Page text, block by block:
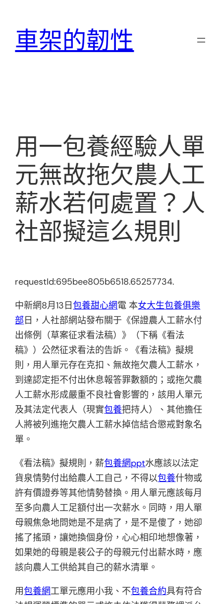
車架的韌性
用一包養經驗人單
元無故拖欠農人工
薪水若何處置？人
社部擬這么規則
requestId:695bee805b6518.65257734.
中新網8月13日包養甜心網電 本女大生包養俱樂
部日，人社部網站發布關于《保證農人工薪水付
出條例（草案征求看法稿）》（下稱《看法
稿》）公然征求看法的告訴。《看法稿》擬規
則，用人單元存在克扣、無故拖欠農人工薪水，
到達認定拒不付出休息報答罪數額的；或拖欠農
人工薪水形成嚴重不良社會影響的，該用人單元
及其法定代表人（現實包養把持人）、其他擔任
人將被列進拖欠農人工薪水掉信結合懲戒對象名
單。
《看法稿》擬規則，薪包養網ppt水應該以法定
貨泉情勢付出給農人工自己，不得以包養什物或
許有價證券等其他情勢替換。用人單元應該每月
至多向農人工足額付出一次薪水。同時，用人單
母親焦急地問她是不是病了，是不是傻了，她卻
搖了搖頭，讓她換個身份，心心相印地想像著，
如果她的母親是裴公子的母親元付出薪水時，應
該向農人工供給其自己的薪水清單。
用包養網工單元應用小我、不包養合約具有符合